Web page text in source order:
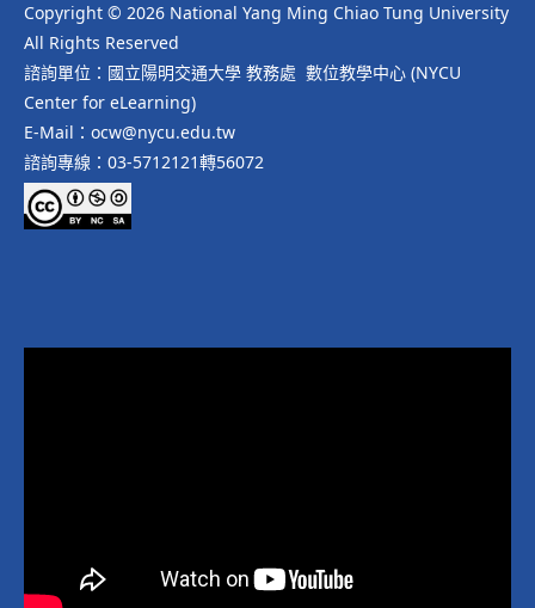
Copyright © 2026 National Yang Ming Chiao Tung University
All Rights Reserved
諮詢單位：國立陽明交通大學 教務處 數位教學中心 (NYCU
Center for eLearning)
E-Mail：ocw@nycu.edu.tw
諮詢專線：03-5712121轉56072